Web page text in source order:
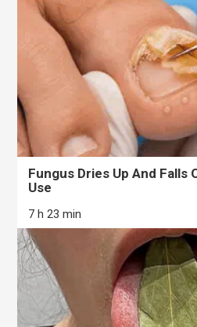
Fungus Dries Up And
Use
7 h 23 min